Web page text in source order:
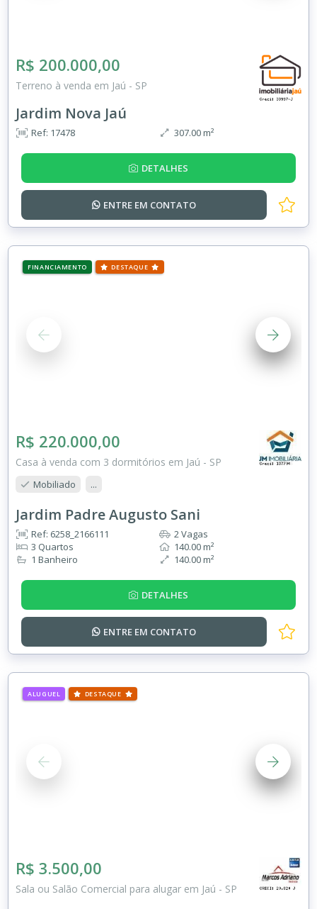
R$ 200.000,00
Terreno à venda em Jaú - SP
Jardim Nova Jaú
Ref: 17478 307.00 m²
DETALHES
ENTRE EM CONTATO
FINANCIAMENTO DESTAQUE
R$ 220.000,00
Casa à venda com 3 dormitórios em Jaú - SP
Mobiliado ...
Jardim Padre Augusto Sani
Ref: 6258_2166111
3 Quartos
1 Banheiro
2 Vagas
140.00 m²
140.00 m²
DETALHES
ENTRE EM CONTATO
ALUGUEL DESTAQUE
R$ 3.500,00
Sala ou Salão Comercial para alugar em Jaú - SP